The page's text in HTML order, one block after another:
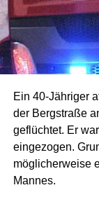
Ein 40-Jähriger
der Bergstraße
geflüchtet. Er
eingezogen.
möglicherweise
Mannes.